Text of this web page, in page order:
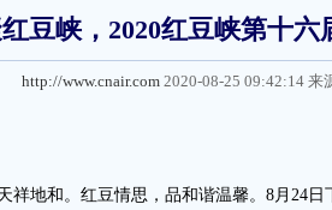
豆峡，2020红豆峡第十六
http://www.cnair.com 2020-08-25 09:42:14 来
地和。红豆情思，品和谐温馨。8月24日